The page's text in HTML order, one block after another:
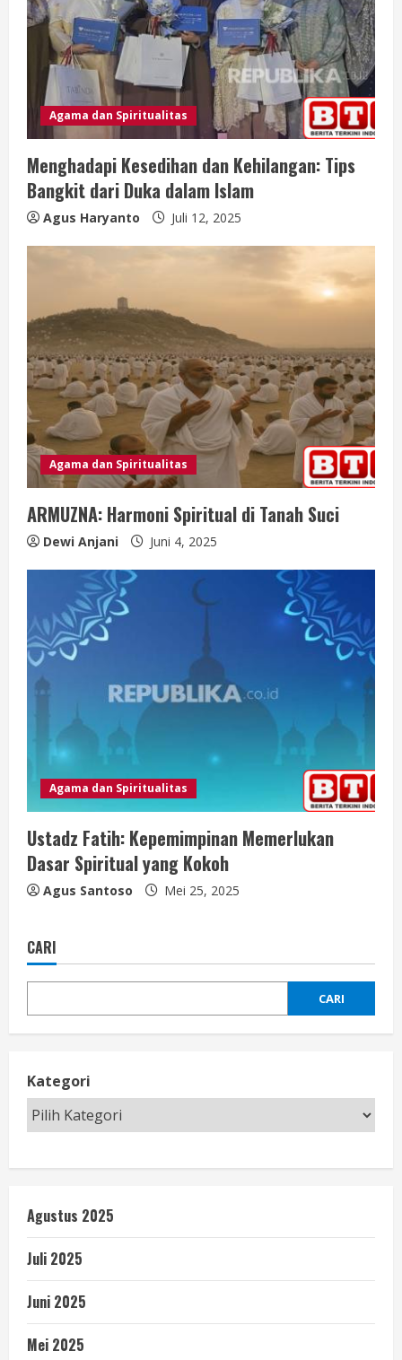
a
n
g
Agama dan Spiritualitas
Menghadapi Kesedihan dan Kehilangan: Tips
Bangkit dari Duka dalam Islam
Agus Haryanto Juli 12, 2025
Agama dan Spiritualitas
ARMUZNA: Harmoni Spiritual di Tanah Suci
Dewi Anjani Juni 4, 2025
Agama dan Spiritualitas
Ustadz Fatih: Kepemimpinan Memerlukan
Dasar Spiritual yang Kokoh
Agus Santoso Mei 25, 2025
CARI
CARI
Kategori
Agustus 2025
Juli 2025
Juni 2025
Mei 2025